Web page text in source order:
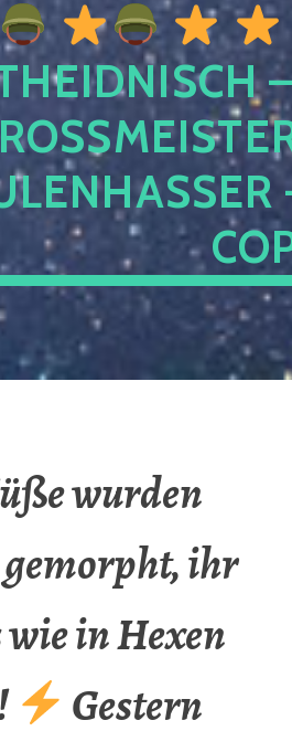
wurden
ihr
in Hexen
Gestern